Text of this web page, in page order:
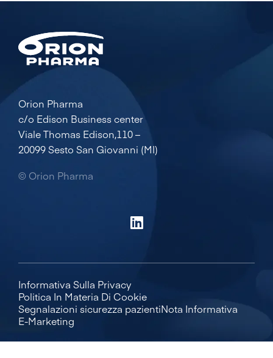
Orion Pharma
c/o Edison Business center
Viale Thomas Edison,110 –
20099 Sesto San Giovanni (MI)
© Orion Pharma
Informativa Sulla Privacy
Politica In Materia Di Cookie
Segnalazioni sicurezza pazientiNota Informativa
E-Marketing